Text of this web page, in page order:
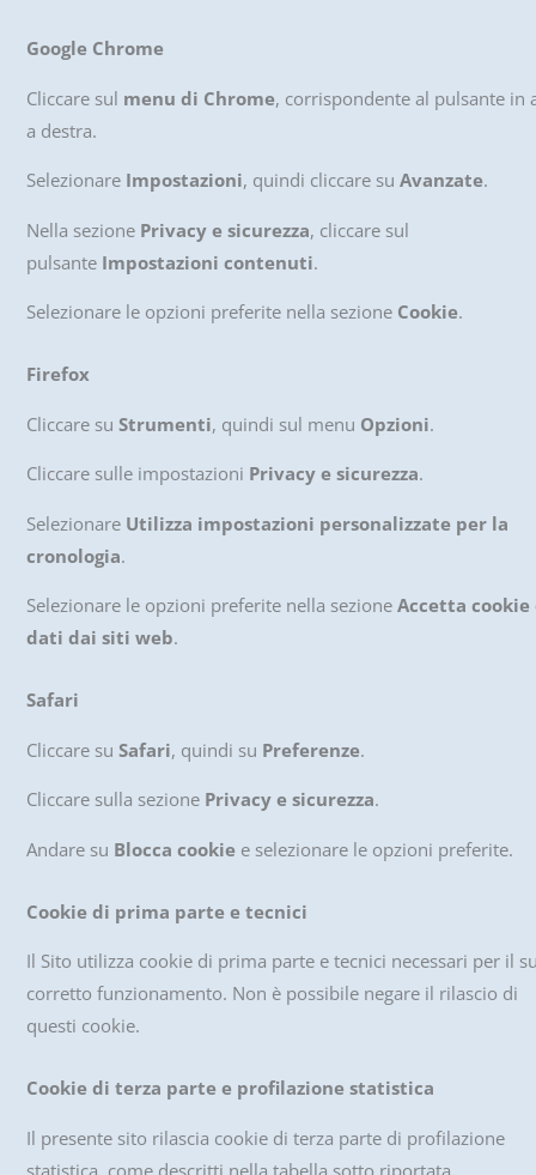
Google Chrome
Cliccare sul menu di Chrome, corrispondente al pulsante in
a destra.
Selezionare Impostazioni, quindi cliccare su Avanzate.
Nella sezione Privacy e sicurezza, cliccare sul
pulsante Impostazioni contenuti.
Selezionare le opzioni preferite nella sezione Cookie.
Firefox
Cliccare su Strumenti, quindi sul menu Opzioni.
Cliccare sulle impostazioni Privacy e sicurezza.
Selezionare Utilizza impostazioni personalizzate per la
cronologia.
Selezionare le opzioni preferite nella sezione Accetta cookie
dati dai siti web.
Safari
Cliccare su Safari, quindi su Preferenze.
Cliccare sulla sezione Privacy e sicurezza.
Andare su Blocca cookiee selezionare le opzioni preferite.
Cookie di prima parte e tecnici
Il Sito utilizza cookie di prima parte e tecnici necessari per il
corretto funzionamento. Non è possibile negare il rilascio di
questi cookie.
Cookie di terza parte e profilazione statistica
Il presente sito rilascia cookie di terza parte di profilazione
statistica, come descritti nella tabella sotto riportata.